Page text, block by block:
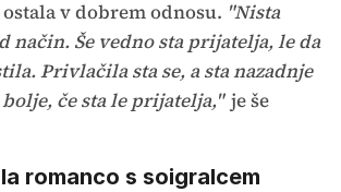
v dobrem odnosu. "Nista
način. Še vedno sta prijatelja, le da
Privlačila sta se, a sta nazadnje
če sta le prijatelja," je še
romanco s soigralcem